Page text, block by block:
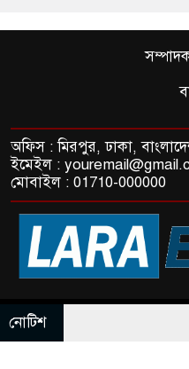
অফিস : মিরপুর, ঢাকা,
ইমেইল :
মোবাইল : 01710-000000
© All rights
NewsScript
নোটিশ